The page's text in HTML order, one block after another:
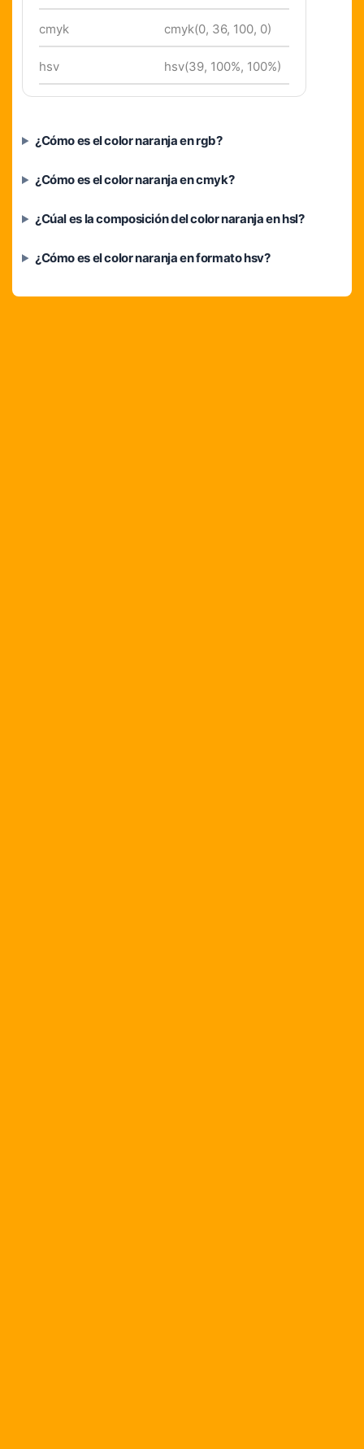
cmyk cmyk(0, 36, 100, 0)
hsv hsv(39, 100%, 100%)
¿Cómo es el color naranja en rgb?
¿Cómo es el color naranja en cmyk?
¿Cúal es la composición del color naranja en hsl?
¿Cómo es el color naranja en formato hsv?